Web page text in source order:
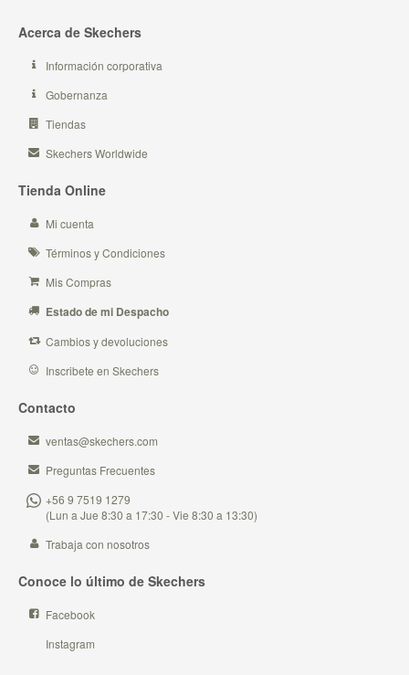
Acerca de Skechers
Información corporativa
Gobernanza
Tiendas
Skechers Worldwide
Tienda Online
Mi cuenta
Términos y Condiciones
Mis Compras
Estado de mi Despacho
Cambios y devoluciones
Inscribete en Skechers
Contacto
ventas@skechers.com
Preguntas Frecuentes
+56 9 7519 1279
(Lun a Jue 8:30 a 17:30 - Vie 8:30 a 13:30)
Trabaja con nosotros
Conoce lo último de Skechers
Facebook
Instagram